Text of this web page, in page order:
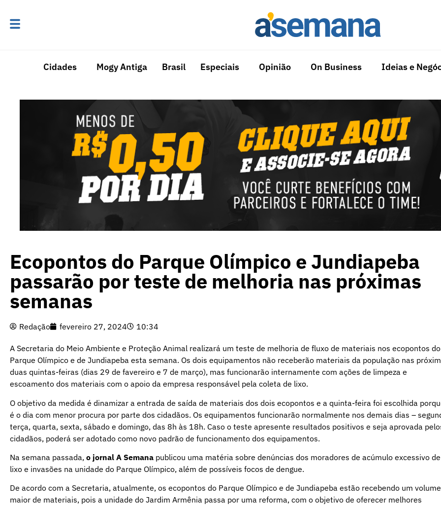
Cidades Mogy Antiga Brasil Especiais Opinião On Business Ideias e
Ecopontos do Parque Olímpico e Jundiapeba
passarão por teste de melhoria nas próximas
semanas
Redação fevereiro 27, 2024 10:34
A Secretaria do Meio Ambiente e Proteção Animal realizará um teste de melhoria de fluxo de materiais nos ecopontos do
Parque Olímpico e de Jundiapeba esta semana. Os dois equipamentos não receberão materiais da população nas
duas quintas-feiras (dias 29 de favereiro e 7 de março), mas funcionarão internamente com ações de limpeza e
escoamento dos materiais com o apoio da empresa responsável pela coleta de lixo.
O objetivo da medida é dinamizar a entrada de saída de materiais dos dois ecopontos e a quinta-feira foi escolhida
é o dia com menor procura por parte dos cidadãos. Os equipamentos funcionarão normalmente nos demais dias –
terça, quarta, sexta, sábado e domingo, das 8h às 18h. Caso o teste apresente resultados positivos e seja aprovada
cidadãos, poderá ser adotado como novo padrão de funcionamento dos equipamentos.
Na semana passada, o jornal A Semana publicou uma matéria sobre denúncias dos moradores de acúmulo excessivo de
lixo e invasões na unidade do Parque Olímpico, além de possíveis focos de dengue.
De acordo com a Secretaria, atualmente, os ecopontos do Parque Olímpico e de Jundiapeba estão recebendo um volume
maior de materiais, pois a unidade do Jardim Armênia passa por uma reforma, com o objetivo de oferecer melhores